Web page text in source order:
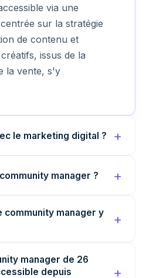
via une
sur la stratégie
de contenu et
issus de la
la vente, s'y
le marketing digital ?
manager ?
manager y
manager de 26
depuis